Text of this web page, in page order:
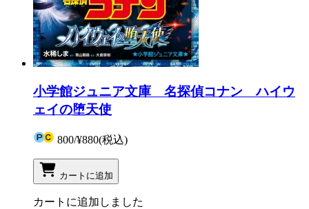
小学館ジュニア文庫 名探偵コナン ハイウ
ェイの堕天使
800/¥880(税込)
カートに追加
カートに追加しました